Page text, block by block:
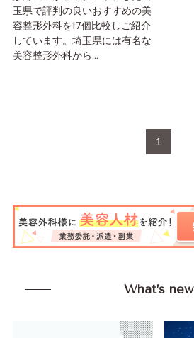
玉県で評判の良いおすすめの美
容整形外科を17個比較しご紹介
しています。埼玉県には有名な
美容整形外科から...
1
What’s new